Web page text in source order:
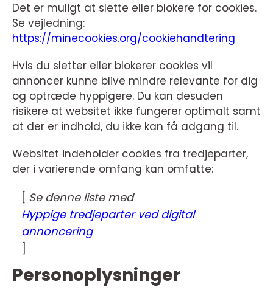
Det er muligt at slette eller blokere for cookies.
Se vejledning:
https://minecookies.org/cookiehandtering
Hvis du sletter eller blokerer cookies vil
annoncer kunne blive mindre relevante for dig
og optræde hyppigere. Du kan desuden
risikere at websitet ikke fungerer optimalt samt
at der er indhold, du ikke kan få adgang til.
Websitet indeholder cookies fra tredjeparter,
der i varierende omfang kan omfatte:
[ Se denne liste med
Hyppige tredjeparter ved digital
annoncering
]
Personoplysninger